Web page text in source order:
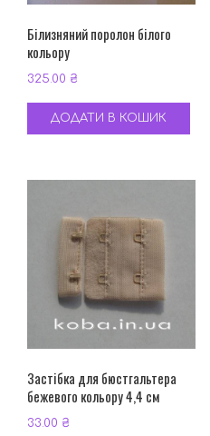
Білизняний поролон білого
кольору
325.00 ₴
ДОДАТИ В КОШИК
Застібка для бюстгальтера
бежевого кольору 4,4 см
33.00 ₴